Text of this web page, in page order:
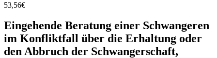
53,56€
Eingehende Beratung einer Schwangeren
im Konfliktfall über die Erhaltung oder
den Abbruch der Schwangerschaft,